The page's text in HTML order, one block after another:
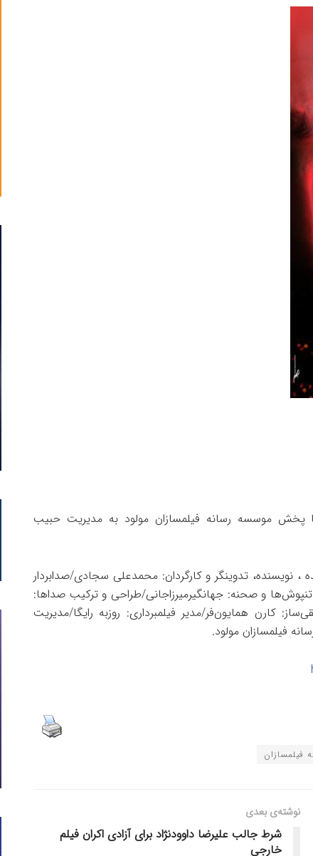
پخش موسسه رسانه فیلمسازان مولود به مدیریت حبیب
نویسنده، تدوینگر و کارگردان: محمدعلی سجادی/صدابردار
و صحنه: جهانگیرمیرزاجانی/طراحی و ترکیب صداها:
کارن همایون‌فر/مدیر فیلمبرداری: روزبه رایگا/مدیریت
فیلمسازان مولود.
فیلمسازان
نوشته‌ی بعدی
شرط جالب علیرضا داوودنژاد برای آزادی اکران فیلم
خارجی